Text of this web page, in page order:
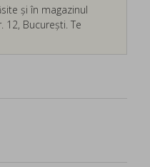
și în magazinul
București. Te